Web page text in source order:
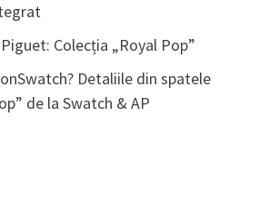
Colecția „Royal Pop”
Detaliile din spatele
de la Swatch & AP